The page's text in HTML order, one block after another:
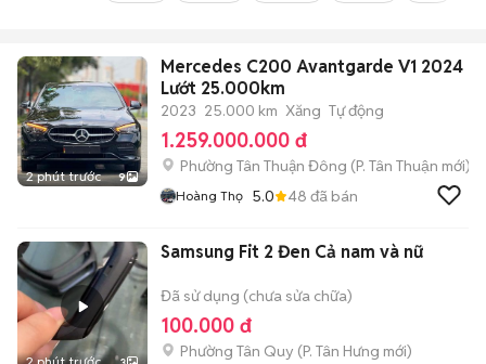
2 phút trước 9
Mercedes C200 Avantgarde V1 2024
Lướt 25.000km
2023 25.000 km Xăng Tự động
1.259.000.000 đ
Phường Tân Thuận Đông (P. Tân Thuận mới)
Hoàng Thọ 5.0 48 đã bán
Samsung Fit 2 Đen Cả nam và nữ
Đã sử dụng (chưa sửa chữa)
100.000 đ
Phường Tân Quy (P. Tân Hưng mới)